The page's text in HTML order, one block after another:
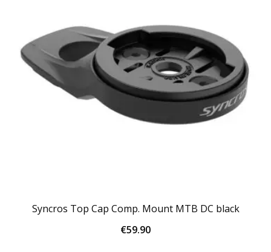
Syncros Top Cap Comp. Mount MTB DC black
€59.90